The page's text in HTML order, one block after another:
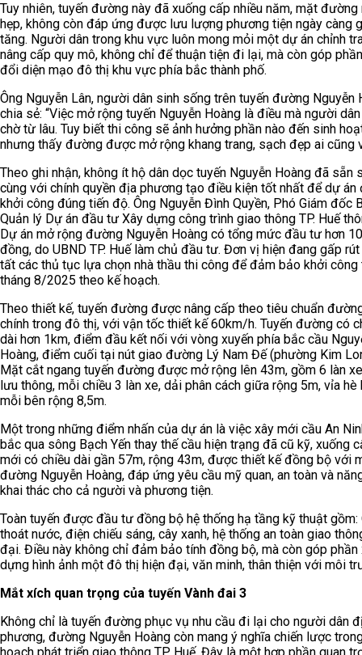
Tuy nhiên, tuyến đường này đã xuống cấp nhiều năm, mặt đường
hẹp, không còn đáp ứng được lưu lượng phương tiện ngày càng
tăng. Người dân trong khu vực luôn mong mỏi một dự án chỉnh
nâng cấp quy mô, không chỉ để thuận tiện đi lại, mà còn góp
đổi diện mạo đô thị khu vực phía bắc thành phố.
Ông Nguyễn Lân, người dân sinh sống trên tuyến đường Nguyễn
chia sẻ: “Việc mở rộng tuyến Nguyễn Hoàng là điều mà người
chờ từ lâu. Tuy biết thi công sẽ ảnh hưởng phần nào đến sinh
nhưng thấy đường được mở rộng khang trang, sạch đẹp ai cũng
Theo ghi nhận, không ít hộ dân dọc tuyến Nguyễn Hoàng đã sẵn
cùng với chính quyền địa phương tạo điều kiện tốt nhất để dự án
khởi công đúng tiến độ. Ông Nguyễn Đình Quyền, Phó Giám đốc
Quản lý Dự án đầu tư Xây dựng công trình giao thông TP. Huế
Dự án mở rộng đường Nguyễn Hoàng có tổng mức đầu tư hơn
đồng, do UBND TP. Huế làm chủ đầu tư. Đơn vị hiện đang gấp rút
tất các thủ tục lựa chọn nhà thầu thi công để đảm bảo khởi công
tháng 8/2025 theo kế hoạch.
Theo thiết kế, tuyến đường được nâng cấp theo tiêu chuẩn
chính trong đô thị, với vận tốc thiết kế 60km/h. Tuyến đường có
dài hơn 1km, điểm đầu kết nối với vòng xuyến phía bắc cầu
Hoàng, điểm cuối tại nút giao đường Lý Nam Đế (phường Kim
Mặt cắt ngang tuyến đường được mở rộng lên 43m, gồm 6 làn
lưu thông, mỗi chiều 3 làn xe, dải phân cách giữa rộng 5m, vỉa hè
mỗi bên rộng 8,5m.
Một trong những điểm nhấn của dự án là việc xây mới cầu An
bắc qua sông Bạch Yến thay thế cầu hiện trạng đã cũ kỹ, xuống
mới có chiều dài gần 57m, rộng 43m, được thiết kế đồng bộ với
đường Nguyễn Hoàng, đáp ứng yêu cầu mỹ quan, an toàn và
khai thác cho cả người và phương tiện.
Toàn tuyến được đầu tư đồng bộ hệ thống hạ tầng kỹ thuật gồm:
thoát nước, điện chiếu sáng, cây xanh, hệ thống an toàn giao
đại. Điều này không chỉ đảm bảo tính đồng bộ, mà còn góp phần
dựng hình ảnh một đô thị hiện đại, văn minh, thân thiện với môi
Mắt xích quan trọng của tuyến Vành đai 3
Không chỉ là tuyến đường phục vụ nhu cầu đi lại cho người dân
phương, đường Nguyễn Hoàng còn mang ý nghĩa chiến lược